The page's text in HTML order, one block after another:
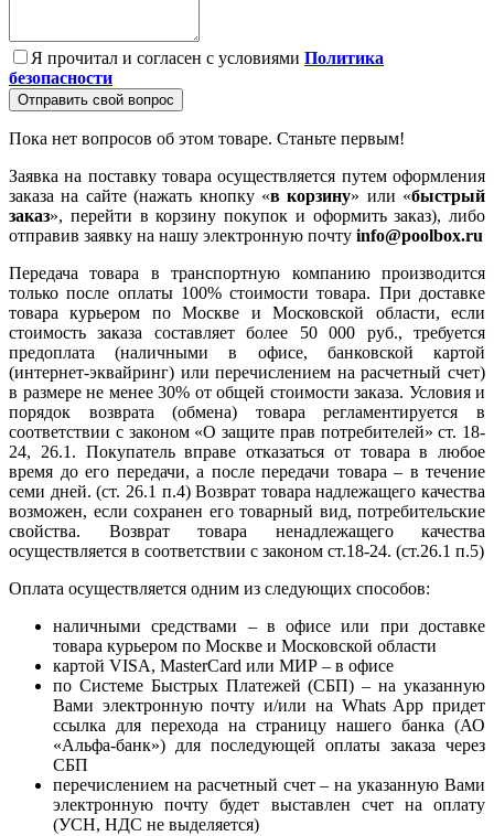
Я прочитал и согласен с условиями Политика
безопасности
Отправить свой вопрос
Пока нет вопросов об этом товаре. Станьте первым!
Заявка на поставку товара осуществляется путем оформления
заказа на сайте (нажать кнопку «в корзину» или «быстрый
заказ», перейти в корзину покупок и оформить заказ), либо
отправив заявку на нашу электронную почту info@poolbox.ru
Передача товара в транспортную компанию производится
только после оплаты 100% стоимости товара. При доставке
товара курьером по Москве и Московской области, если
стоимость заказа составляет более 50 000 руб., требуется
предоплата (наличными в офисе, банковской картой
(интернет-эквайринг) или перечислением на расчетный счет)
в размере не менее 30% от общей стоимости заказа. Условия и
порядок возврата (обмена) товара регламентируется в
соответствии с законом «О защите прав потребителей» ст. 18-
24, 26.1. Покупатель вправе отказаться от товара в любое
время до его передачи, а после передачи товара – в течение
семи дней. (ст. 26.1 п.4) Возврат товара надлежащего качества
возможен, если сохранен его товарный вид, потребительские
свойства. Возврат товара ненадлежащего качества
осуществляется в соответствии с законом ст.18-24. (ст.26.1 п.5)
Оплата осуществляется одним из следующих способов:
наличными средствами – в офисе или при доставке
товара курьером по Москве и Московской области
картой VISA, MasterCard или МИР – в офисе
по Системе Быстрых Платежей (СБП) – на указанную
Вами электронную почту и/или на Whats App придет
ссылка для перехода на страницу нашего банка (АО
«Альфа-банк») для последующей оплаты заказа через
СБП
перечислением на расчетный счет – на указанную Вами
электронную почту будет выставлен счет на оплату
(УСН, НДС не выделяется)